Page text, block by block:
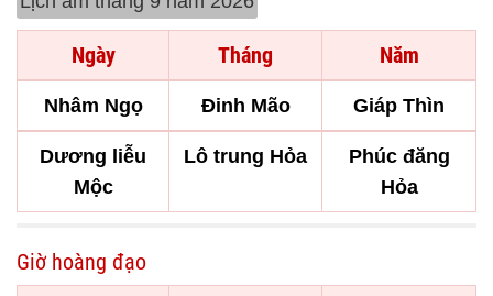
Ngày Tháng Năm
Nhâm Ngọ Đinh Mão Giáp Thìn
Dương liễu
Mộc
Lô trung Hỏa
Phúc đăng
Hỏa
Giờ hoàng đạo